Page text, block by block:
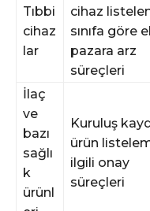
Tıbbi
cihaz
lar
cihaz
sınıfa göre
pazara arz
süreçleri
İlaç
ve
bazı
sağlı
k
ürünl
Kuruluş
ürün
ilgili onay
süreçleri